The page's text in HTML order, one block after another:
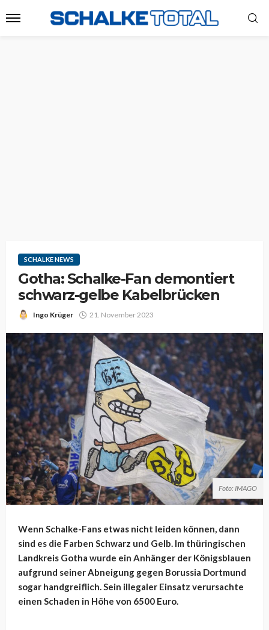
SCHALKE NEWS
Gotha: Schalke-Fan demontiert
schwarz-gelbe Kabelbrücken
Ingo Krüger 21. November 2023
Foto: IMAGO
Wenn Schalke-Fans etwas nicht leiden können, dann
sind es die Farben Schwarz und Gelb. Im thüringischen
Landkreis Gotha wurde ein Anhänger der Königsblauen
aufgrund seiner Abneigung gegen Borussia Dortmund
sogar handgreiflich. Sein illegaler Einsatz verursachte
einen Schaden in Höhe von 6500 Euro.